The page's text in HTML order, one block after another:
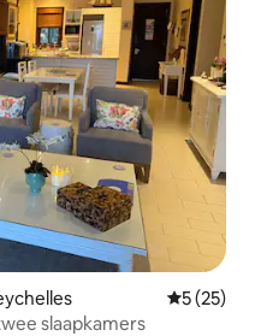
5 (25)
slaapkamers